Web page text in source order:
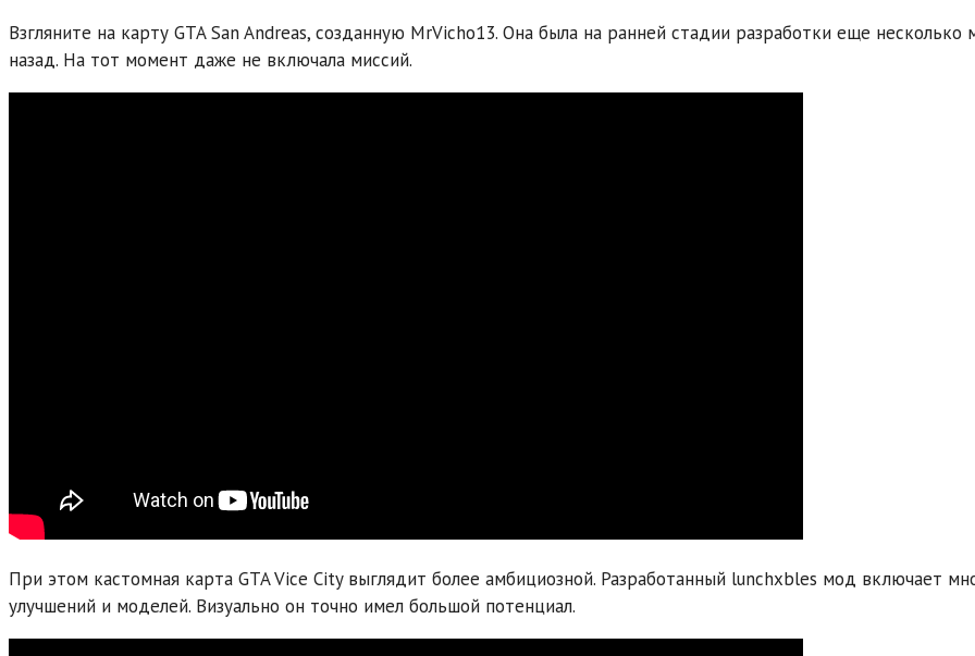
Взгляните на карту GTA San Andreas, созданную MrVicho13. Она была на ранней стадии разработки еще несколько
назад. На тот момент даже не включала миссий.
При этом кастомная карта GTA Vice City выглядит более амбициозной. Разработанный lunchxbles мод включает
улучшений и моделей. Визуально он точно имел большой потенциал.